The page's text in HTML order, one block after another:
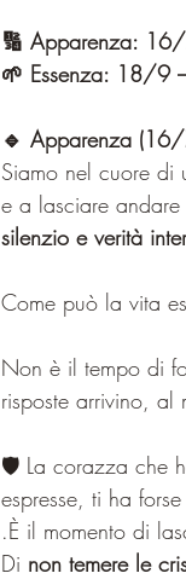
🔢 Apparenza: 16/
🌱 Essenza: 18/9
🔹 Apparenza
Siamo nel cuore
e a lasciare
silenzio e verità
Come può la vita
Non è il tempo di
risposte arrivino, al
🛡️ La corazza che
espresse, ti ha
.È il momento di
Di non temere le